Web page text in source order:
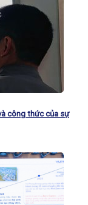
công thức của sự